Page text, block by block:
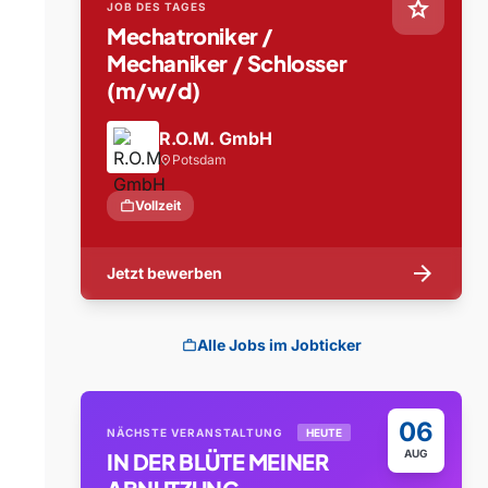
star
JOB DES TAGES
Mechatroniker /
Mechaniker / Schlosser
(m/w/d)
R.O.M. GmbH
location_on Potsdam
workVollzeit
Jetzt bewerben arrow_forward
workAlle Jobs im Jobticker
06
AUG
NÄCHSTE VERANSTALTUNG HEUTE
IN DER BLÜTE MEINER